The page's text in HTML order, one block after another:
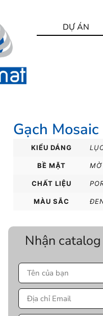
DỰ ÁN
Gạch
KIỂU DÁNG
BỀ MẶT MỜ
CHẤT LIỆU
MÀU SẮC
Nhận